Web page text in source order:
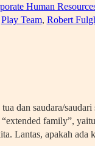
Human
Play Team, Robert
dan saudara/saudari
family”,
Lantas, apakah ada